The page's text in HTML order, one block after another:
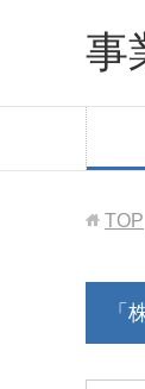
事
TOP
「